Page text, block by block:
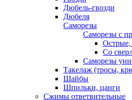
Дюбель-гвозди
Дюбеля
Саморезы
Саморезы с
Острые,
Со
Саморезы
Такелаж (тросы,
Шайбы
Шпильки, цанги
Сжимы ответвительные